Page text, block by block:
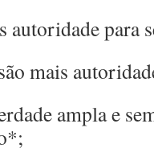
autoridade para
mais
ampla e